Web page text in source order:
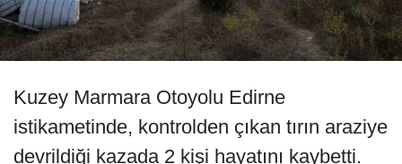
Kuzey Marmara Otoyolu Edirne
istikametinde, kontrolden çıkan tırın araziye
devrildiği kazada 2 kişi hayatını kaybetti.